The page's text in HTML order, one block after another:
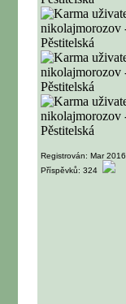
Registrován: Mar 2016
Příspěvků: 324